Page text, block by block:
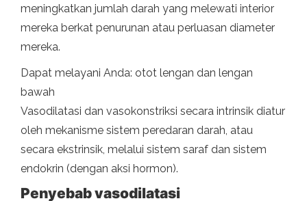
meningkatkan jumlah darah yang melewati interior
mereka berkat penurunan atau perluasan diameter
mereka.
Dapat melayani Anda: otot lengan dan lengan
bawah
Vasodilatasi dan vasokonstriksi secara intrinsik diatur
oleh mekanisme sistem peredaran darah, atau
secara ekstrinsik, melalui sistem saraf dan sistem
endokrin (dengan aksi hormon).
Penyebab vasodilatasi